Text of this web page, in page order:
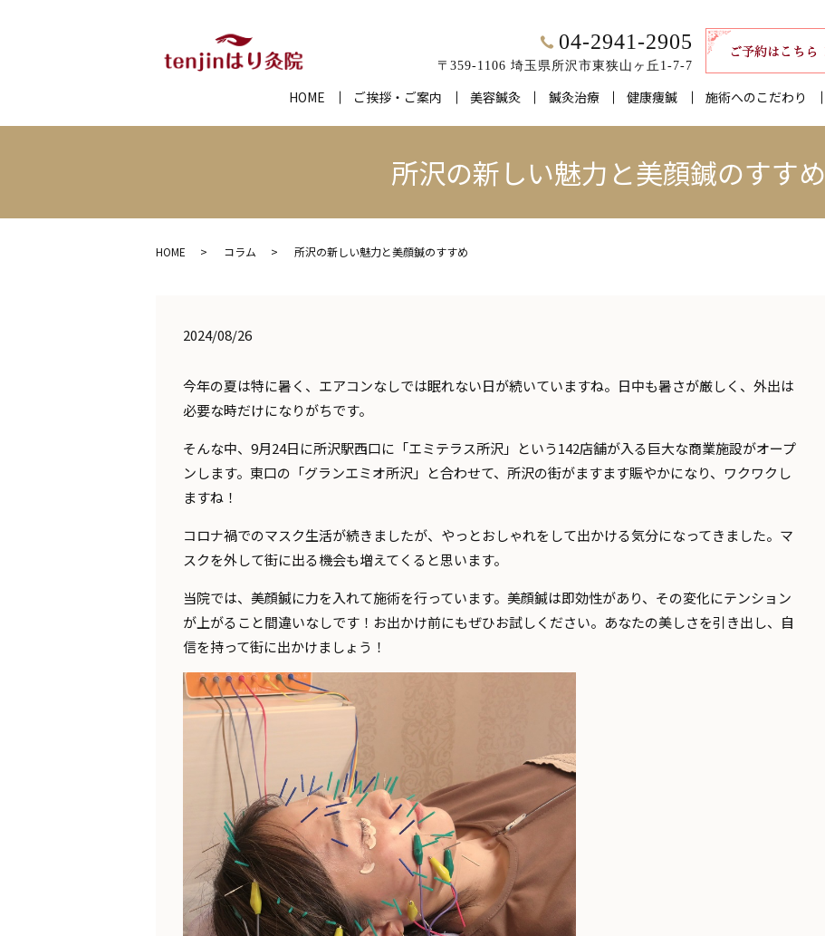
04-2941-2905
〒359-1106 埼玉県所沢市東狭山ヶ丘1-7-7
HOME ご挨拶・ご案内 美容鍼灸 鍼灸治療 健康痩鍼 施術へのこだわり
所沢の新しい魅力と美顔鍼のすすめ
HOME コラム 所沢の新しい魅力と美顔鍼のすすめ
2024/08/26
今年の夏は特に暑く、エアコンなしでは眠れない日が続いていますね。日中も暑さが厳しく、外出は
必要な時だけになりがちです。
そんな中、9月24日に所沢駅西口に「エミテラス所沢」という142店舗が入る巨大な商業施設がオープ
ンします。東口の「グランエミオ所沢」と合わせて、所沢の街がますます賑やかになり、ワクワクし
ますね！
コロナ禍でのマスク生活が続きましたが、やっとおしゃれをして出かける気分になってきました。マ
スクを外して街に出る機会も増えてくると思います。
当院では、美顔鍼に力を入れて施術を行っています。美顔鍼は即効性があり、その変化にテンション
が上がること間違いなしです！お出かけ前にもぜひお試しください。あなたの美しさを引き出し、自
信を持って街に出かけましょう！